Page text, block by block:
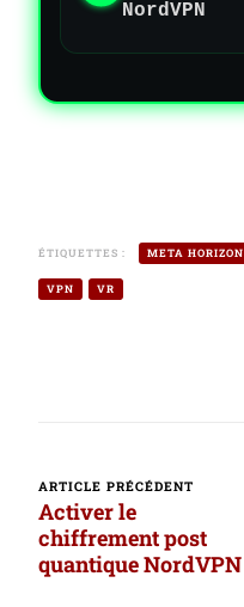
NordVPN
ÉTIQUETTES : META HORIZON
VPN VR
Navigation
d’article
ARTICLE PRÉCÉDENT
Activer le
chiffrement post
quantique NordVPN